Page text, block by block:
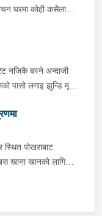
घरमा कोही कसैलाई
घोप्टो परी मृत
कार्य भईरहेको
नजिकै बस्ने अन्दाजी
पासो लगाइ झुन्डि मृत्यु
स्थित पोखराबाट
खाना खानको लागि